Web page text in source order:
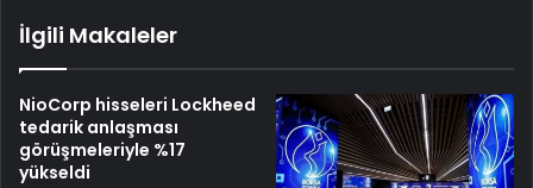
İlgili Makaleler
NioCorp hisseleri Lockheed
tedarik anlaşması
görüşmeleriyle %17
yükseldi